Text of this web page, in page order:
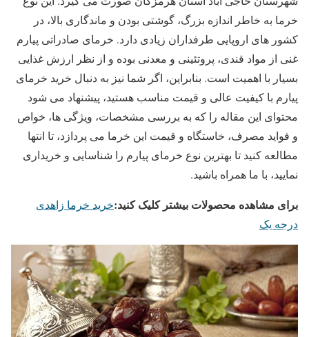
خرما به خاطر اندازه بزرگ، گوشتی بودن و ماندگاری بالا، در
کشور های اروپایی طرفداران زیادی دارد. خرمای صادراتی پیارم
غنی از مواد قندی، پروتئینی و معدنی بوده و از نظر ارزش غذایی
بسیار با اهمیت است. بنابراین، اگر شما نیز به دنبال خرید خرمای
پیارم با کیفیت عالی و قیمت مناسب هستید، پیشنهاد می‌ شود
محتوای این مقاله را که به بررسی مشخصات، ویژگی ‌ها، خواص
و فواید مصرف، خاستگاه و قیمت این خرما می ‌پردازد، تا انتها
مطالعه کنید تا بهترین نوع خرمای پیارم را شناسایی و خریداری
نمایید، با ما همراه باشید.
برای مشاهده محصولات بیشتر کلیک کنید:خرید خرما زاهدی
درجه یک